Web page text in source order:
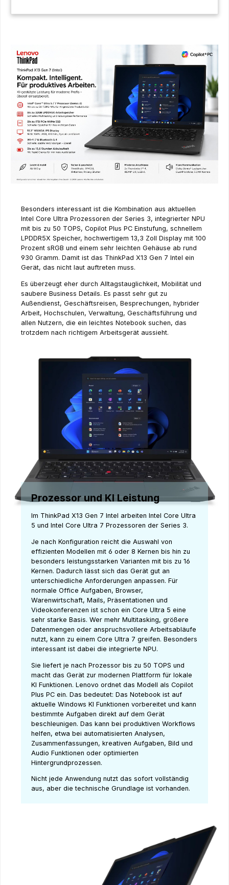
Besonders interessant ist die Kombination aus aktuellen
Intel Core Ultra Prozessoren der Series 3, integrierter NPU
mit bis zu 50 TOPS, Copilot Plus PC Einstufung, schnellem
LPDDR5X Speicher, hochwertigem 13,3 Zoll Display mit 100
Prozent sRGB und einem sehr leichten Gehäuse ab rund
930 Gramm. Damit ist das ThinkPad X13 Gen 7 Intel ein
Gerät, das nicht laut auftreten muss.
Es überzeugt eher durch Alltagstauglichkeit, Mobilität und
saubere Business Details. Es passt sehr gut zu
Außendienst, Geschäftsreisen, Besprechungen, hybrider
Arbeit, Hochschulen, Verwaltung, Geschäftsführung und
allen Nutzern, die ein leichtes Notebook suchen, das
trotzdem nach richtigem Arbeitsgerät aussieht.
Prozessor und KI Leistung
Im ThinkPad X13 Gen 7 Intel arbeiten Intel Core Ultra
5 und Intel Core Ultra 7 Prozessoren der Series 3.
Je nach Konfiguration reicht die Auswahl von
effizienten Modellen mit 6 oder 8 Kernen bis hin zu
besonders leistungsstarken Varianten mit bis zu 16
Kernen. Dadurch lässt sich das Gerät gut an
unterschiedliche Anforderungen anpassen. Für
normale Office Aufgaben, Browser,
Warenwirtschaft, Mails, Präsentationen und
Videokonferenzen ist schon ein Core Ultra 5 eine
sehr starke Basis. Wer mehr Multitasking, größere
Datenmengen oder anspruchsvollere Arbeitsabläufe
nutzt, kann zu einem Core Ultra 7 greifen. Besonders
interessant ist dabei die integrierte NPU.
Sie liefert je nach Prozessor bis zu 50 TOPS und
macht das Gerät zur modernen Plattform für lokale
KI Funktionen. Lenovo ordnet das Modell als Copilot
Plus PC ein. Das bedeutet: Das Notebook ist auf
aktuelle Windows KI Funktionen vorbereitet und kann
bestimmte Aufgaben direkt auf dem Gerät
beschleunigen. Das kann bei produktiven Workflows
helfen, etwa bei automatisierten Analysen,
Zusammenfassungen, kreativen Aufgaben, Bild und
Audio Funktionen oder optimierten
Hintergrundprozessen.
Nicht jede Anwendung nutzt das sofort vollständig
aus, aber die technische Grundlage ist vorhanden.